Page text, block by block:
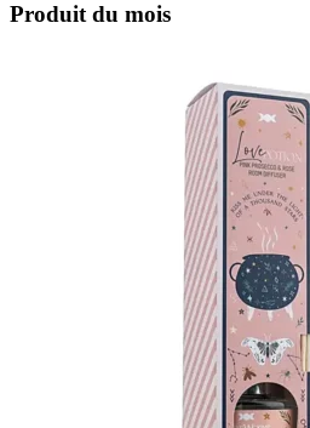
Produit du mois